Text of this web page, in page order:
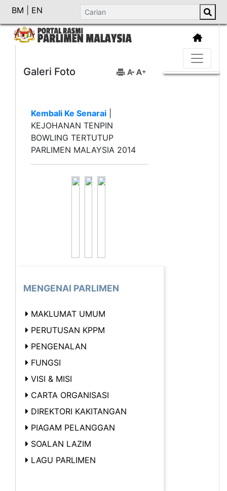
BM EN
Galeri Foto
Kembali Ke Senarai
KEJOHANAN TENPIN
BOWLING TERTUTUP
PARLIMEN MALAYSIA 2014
MENGENAI PARLIMEN
MAKLUMAT UMUM
PERUTUSAN KPPM
PENGENALAN
FUNGSI
VISI & MISI
CARTA ORGANISASI
DIREKTORI KAKITANGAN
PIAGAM PELANGGAN
SOALAN LAZIM
LAGU PARLIMEN